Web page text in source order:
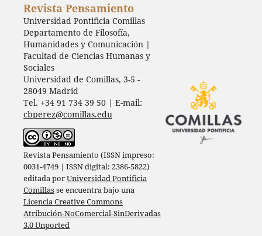
Revista Pensamiento
Universidad Pontificia Comillas
Departamento de Filosofía,
Humanidades y Comunicación |
Facultad de Ciencias Humanas y
Sociales
Universidad de Comillas, 3-5 -
28049 Madrid
Tel. +34 91 734 39 50 | E-mail:
cbperez@comillas.edu
Revista Pensamiento (ISSN impreso:
0031-4749 | ISSN digital: 2386-5822)
editada porUniversidad Pontificia
Comillasse encuentra bajo una
Licencia Creative Commons
Atribución-NoComercial-SinDerivadas
3.0 Unported